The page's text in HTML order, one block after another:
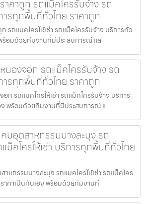
าคาถูก รถแม็คโครรับจ้าง รถ
ารทุกพื้นที่ทั่วไทย ราคาถูก
รถแมคโครให้เช่า รถแม็คโครรับจ้าง บริการทั่ว
ร้อมด้วยทีมงานที่มีประสบการณ์ แล
นองจอก รถแม็คโครรับจ้าง รถ
ารทุกพื้นที่ทั่วไทย ราคาถูก
ก รถแมคโครให้เช่า รถแม็คโครรับจ้าง บริการ
ง พร้อมด้วยทีมงานที่มีประสบการณ์ แ
คมอุตสาหกรรมบางละมุง รถ
ม็คโครให้เช่า บริการทุกพื้นที่ทั่วไทย
าหกรรมบางละมุง รถแมคโครให้เช่า รถแม็คโคร
าคาเป็นกันเอง พร้อมด้วยทีมงานที